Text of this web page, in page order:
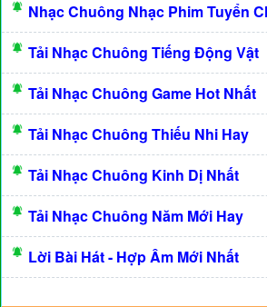
Nhạc Chuông Nhạc Phim Tuyển
Tải Nhạc Chuông Tiếng Động Vật
Tải Nhạc Chuông Game Hot Nhất
Tải Nhạc Chuông Thiếu Nhi Hay
Tải Nhạc Chuông Kinh Dị Nhất
Tải Nhạc Chuông Năm Mới Hay
Lời Bài Hát - Hợp Âm Mới Nhất